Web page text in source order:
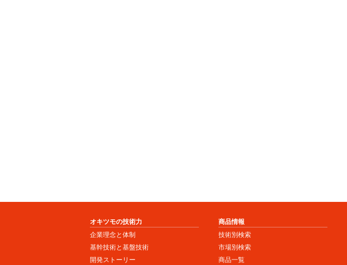
オキツモの技術力
企業理念と体制
基幹技術と基盤技術
開発ストーリー
商品情報
技術別検索
市場別検索
商品一覧